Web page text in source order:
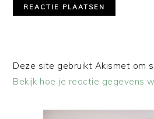
Deze site gebruikt Akismet om
Bekijk hoe je reactie gegevens